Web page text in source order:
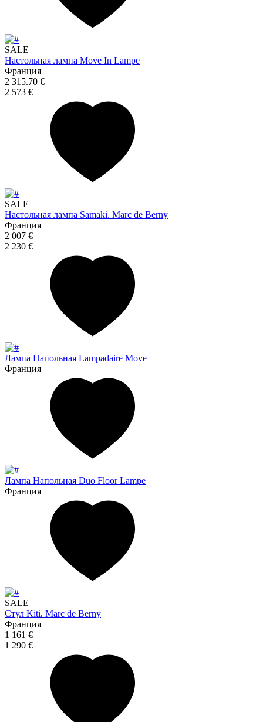
SALE
Настольная лампа Move In Lampe
Франция
2 315.70 €
2 573 €
SALE
Настольная лампа Samaki. Marc de Berny
Франция
2 007 €
2 230 €
Лампа Напольная Lampadaire Move
Франция
Лампа Напольная Duo Floor Lampe
Франция
SALE
Стул Kiti. Marc de Berny
Франция
1 161 €
1 290 €